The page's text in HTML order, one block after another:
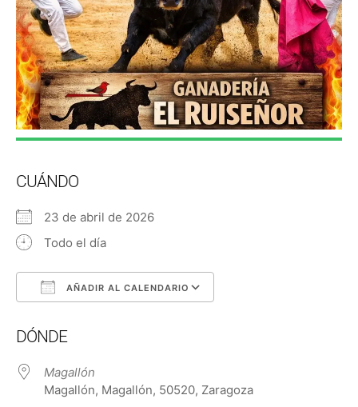
CUÁNDO
23 de abril de 2026
Todo el día
AÑADIR AL CALENDARIO
DÓNDE
Magallón
Magallón, Magallón, 50520, Zaragoza